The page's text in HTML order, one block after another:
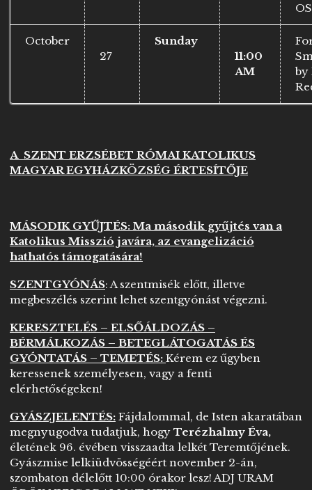
October
27
Sunday
11:00
AM
by
A SZENT ERZSÉBET RÓMAI KATOLIKUS
MAGYAR EGYHÁZKÖZSÉG ÉRTESÍTŐJE
MÁSODIK GYŰJTÉS: Ma második gyűjtés van a
Katolikus Misszió javára, az evangelizáció
hathatós támogatására!
SZENTGYÓNÁS: A szentmisék előtt, illetve
megbeszélés szerint lehet szentgyónást végezni.
KERESZTELÉS – ELSŐÁLDOZÁS –
BÉRMÁLKOZÁS – BETEGLÁTOGATÁS ÉS
GYÓNTATÁS – TEMETÉS: Kérem ez űgyben
keressenek személyesen, vagy a fenti
elérhetőségeken!
GYÁSZJELENTÉS: Fájdalommal, de Isten akaratában
megnyugodva tudatjuk, hogy Terézhalmy Éva,
életének 96. évében visszaadta lelkét Teremtőjének.
Gyászmise lelkiüdvösségéért november 2-án,
szombaton délelőtt 10:00 órakor lesz! ADJ URAM